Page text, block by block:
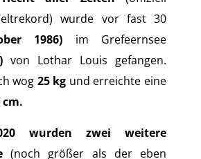
wurde vor fast 30
1986) im Grefeernsee
von Lothar Louis gefangen.
wog 25 kg und erreichte eine
cm.
wurden zwei weitere
(noch größer als der eben